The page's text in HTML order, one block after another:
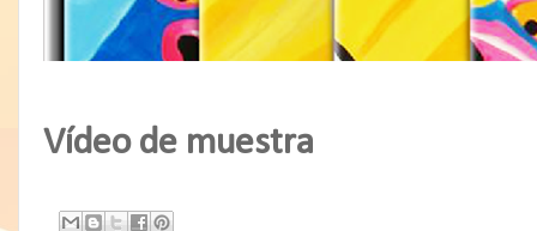
Vídeo de muestra